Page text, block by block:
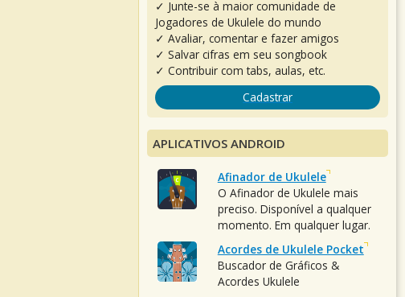
✓ Junte-se à maior comunidade de
Jogadores de Ukulele do mundo
✓ Avaliar, comentar e fazer amigos
✓ Salvar cifras em seu songbook
✓ Contribuir com tabs, aulas, etc.
Cadastrar
APLICATIVOS ANDROID
Afinador de Ukulele
O Afinador de Ukulele mais
preciso. Disponível a qualquer
momento. Em qualquer lugar.
Acordes de Ukulele Pocket
Buscador de Gráficos &
Acordes Ukulele